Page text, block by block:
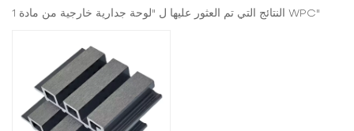
1 النتائج التي تم العثور عليها ل "لوحة جدارية خارجية من مادة WPC"